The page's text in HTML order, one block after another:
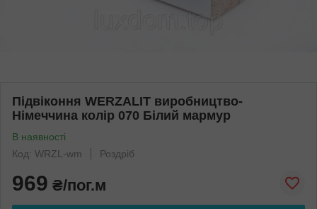
Підвіконня WERZALIT виробництво-
Німеччина колір 070 Білий мармур
В наявності
Код: WRZL-wm
Роздріб
969 ₴/пог.м